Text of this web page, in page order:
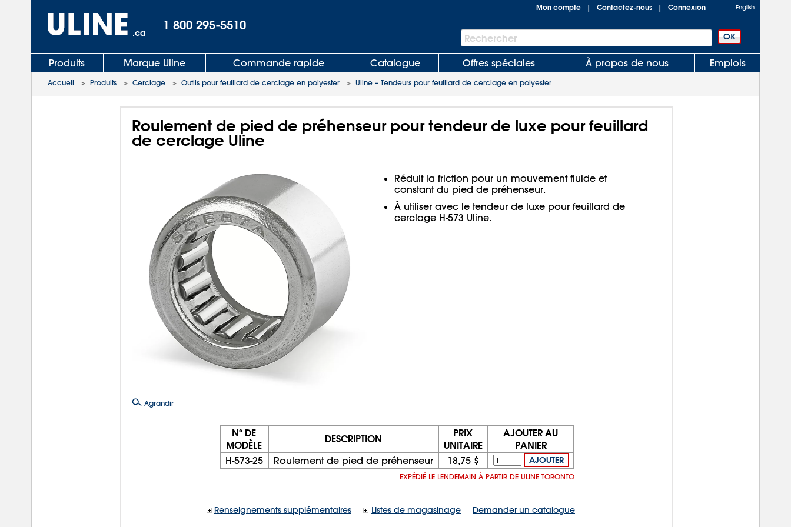
.ca
1 800 295-5510
Mon compte | Contactez-nous | Connexion English
Barre
de
recherche
Rechercher
Produits Marque Uline Commande rapide Catalogue Offres spéciales À propos de nous Emplois
Accueil > Produits > Cerclage > Outils pour feuillard de cerclage en polyester > Uline – Tendeurs pour feuillard de cerclage en polyester
Roulement de pied de préhenseur pour tendeur de luxe pour feuillard
de cerclage Uline
Agrandir
Réduit la friction pour un mouvement fluide et
constant du pied de préhenseur.
À utiliser avec le tendeur de luxe pour feuillard de
cerclage H-573 Uline.
Nº DE
MODÈLE
DESCRIPTION
PRIX
UNITAIRE
AJOUTER AU
PANIER
H-573-25 Roulement de pied de préhenseur 18,75 $ AJOUTER
EXPÉDIÉ LE LENDEMAIN À PARTIR DE ULINE TORONTO
Renseignements supplémentaires Listes de magasinage Demander un catalogue